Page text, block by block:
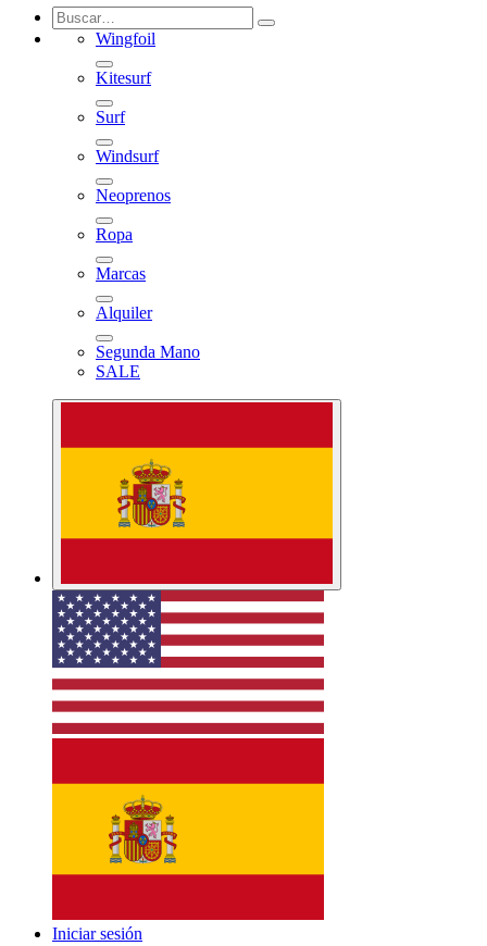
Wingfoil
Kitesurf
Surf
Windsurf
Neoprenos
Ropa
Marcas
Alquiler
Segunda Mano
SALE
Iniciar sesión